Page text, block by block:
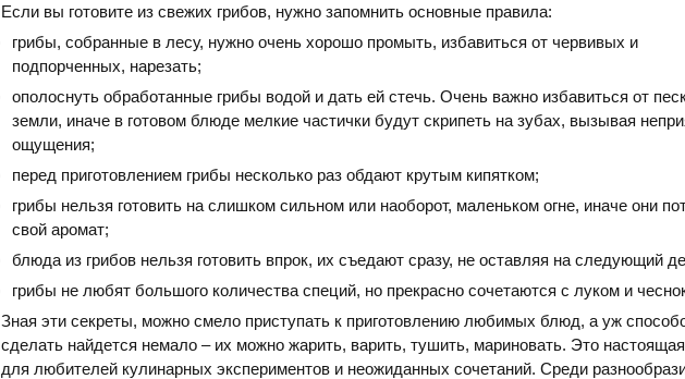
Если вы готовите из свежих грибов, нужно запомнить основные правила:
грибы, собранные в лесу, нужно очень хорошо промыть, избавиться от червивых и
подпорченных, нарезать;
ополоснуть обработанные грибы водой и дать ей стечь. Очень важно избавиться от
земли, иначе в готовом блюде мелкие частички будут скрипеть на зубах, вызывая
ощущения;
перед приготовлением грибы несколько раз обдают крутым кипятком;
грибы нельзя готовить на слишком сильном или наоборот, маленьком огне, иначе они
свой аромат;
блюда из грибов нельзя готовить впрок, их съедают сразу, не оставляя на следующий
грибы не любят большого количества специй, но прекрасно сочетаются с луком и
Зная эти секреты, можно смело приступать к приготовлению любимых блюд, а уж
сделать найдется немало – их можно жарить, варить, тушить, мариновать. Это
для любителей кулинарных экспериментов и неожиданных сочетаний. Среди